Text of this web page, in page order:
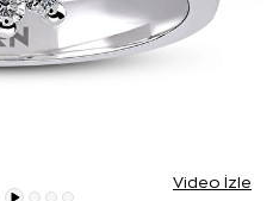
Video İzle